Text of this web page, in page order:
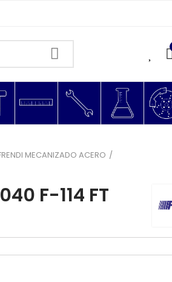
MECANIZADO ACERO
F-114 FT